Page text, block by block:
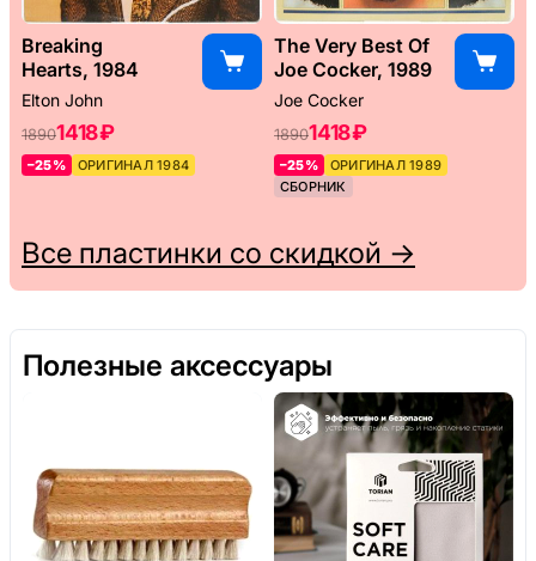
Breaking
Hearts, 1984
Elton John
18901418 ₽
–25% ОРИГИНАЛ 1984
The Very Best Of
Joe Cocker, 1989
Joe Cocker
18901418 ₽
–25%
ОРИГИНАЛ 1989
СБОРНИК
Все пластинки со скидкой →
Полезные аксессуары